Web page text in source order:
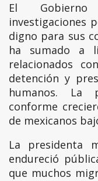
El
investigaciones
digno para sus
ha sumado a
relacionados
detención y
humanos. La
conforme
de mexicanos
La presidenta
endureció
que muchos